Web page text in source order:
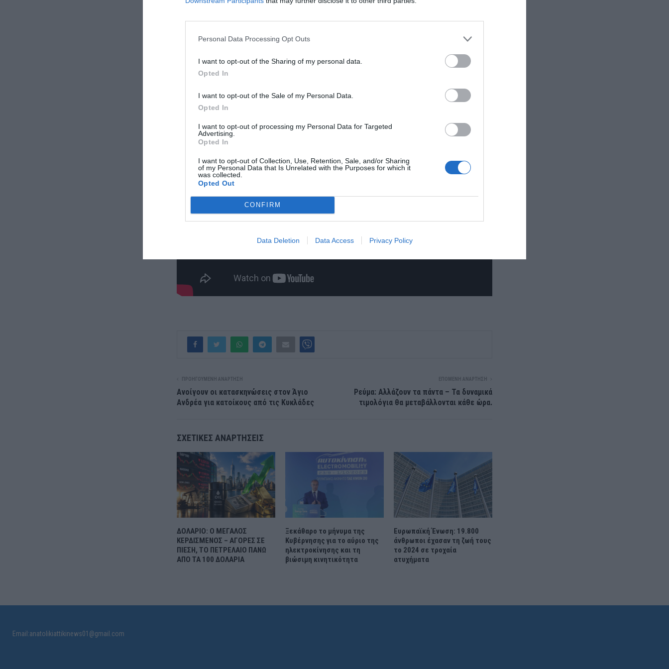
Personal Data Processing Opt Outs
I want to opt-out of the Sharing of my personal data.
Opted In
I want to opt-out of the Sale of my Personal Data.
Opted In
I want to opt-out of processing my Personal Data for Targeted
Advertising.
Opted In
I want to opt-out of Collection, Use, Retention, Sale, and/or Sharing
of my Personal Data that Is Unrelated with the Purposes for which it
was collected.
Opted Out
CONFIRM
Data Deletion Data Access Privacy Policy
θα λειτουργήσει ως το πρώτο υποβρύχιο μουσείο
στην Ελλάδα , ενταγμένο στο Πάρκο Ναυτικής Παράδοσης.
ΠΡΟΗΓΟΎΜΕΝΗ ΑΝΆΡΤΗΣΗ
Ανοίγουν οι κατασκηνώσεις στον Άγιο
Ανδρέα για κατοίκους από τις Κυκλάδες
ΕΠΌΜΕΝΗ ΑΝΆΡΤΗΣΗ
Ρεύμα: Αλλάζουν τα πάντα – Τα δυναμικά
τιμολόγια θα μεταβάλλονται κάθε ώρα.
ΣΧΕΤΙΚΈΣ ΑΝΑΡΤΉΣΕΙΣ
ΔΟΛΑΡΙΟ: Ο ΜΕΓΑΛΟΣ
ΚΕΡΔΙΣΜΕΝΟΣ – ΑΓΟΡΕΣ ΣΕ
ΠΙΕΣΗ, ΤΟ ΠΕΤΡΕΛΑΙΟ ΠΑΝΩ
ΑΠΟ ΤΑ 100 ΔΟΛΑΡΙΑ
Ξεκάθαρο το μήνυμα της
Κυβέρνησης για το αύριο της
ηλεκτροκίνησης και τη
βιώσιμη κινητικότητα
Ευρωπαϊκή Ένωση: 19.800
άνθρωποι έχασαν τη ζωή τους
το 2024 σε τροχαία
ατυχήματα
Email:anatolikiattikinews01@gmail.com